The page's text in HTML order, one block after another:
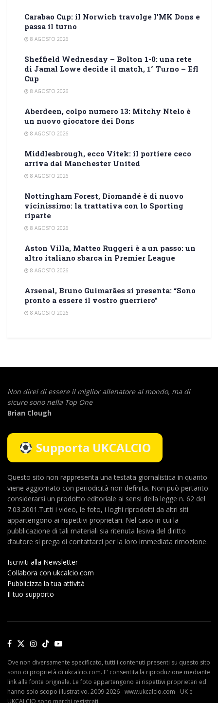
Carabao Cup: il Norwich travolge l’MK Dons e
passa il turno
8 AGOSTO 2026
Sheffield Wednesday – Bolton 1-0: una rete
di Jamal Lowe decide il match, 1° Turno – Efl
Cup
8 AGOSTO 2026
Aberdeen, colpo numero 13: Mitchy Ntelo è
un nuovo giocatore dei Dons
8 AGOSTO 2026
Middlesbrough, ecco Vitek: il portiere ceco
arriva dal Manchester United
8 AGOSTO 2026
Nottingham Forest, Diomandé è di nuovo
vicinissimo: la trattativa con lo Sporting
riparte
8 AGOSTO 2026
Aston Villa, Matteo Ruggeri è a un passo: un
altro italiano sbarca in Premier League
8 AGOSTO 2026
Arsenal, Bruno Guimarães si presenta: “Sono
pronto a essere il vostro guerriero”
8 AGOSTO 2026
Non direi di essere il miglior allenatore al mondo, ma di
sicuro sono nella Top One
Brian Clough
Supporta UKCALCIO
Questo sito non rappresenta una testata giornalistica in quanto
viene aggiornato con periodicità non definita. Non può pertanto
considerarsi un prodotto editoriale ai sensi della legge n. 62 del
7.03.2001.Tutti i video, le foto, i loghi riprodotti da altri siti
appartengono ai rispettivi proprietari. Nel caso in cui la
pubblicazione di tali materiali sia ritenuta lesiva del diritto
d’autore si prega di contattarci per la loro immediata rimozione.
Iscriviti alla Newsletter
Collabora con ukcalcio.com
Pubblicizza la tua attività
Il tuo supporto
Ove non diversamente specificato, tutti i contenuti presenti su questo sito
sono di proprietà di ukcalcio.com. E' consentita la riproduzione mediante
link alla fonte originale. Le foto appartengono ai rispettivi proprietari ed
hanno solo scopo illustrativo. 2009-2026 - www.ukcalcio.com - UK e